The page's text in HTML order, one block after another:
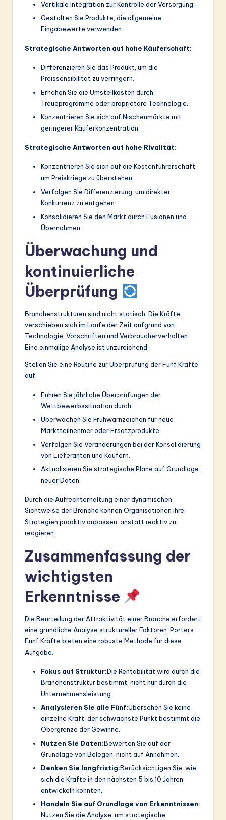
Vertikale Integration zur Kontrolle der Versorgung.
Gestalten Sie Produkte, die allgemeine
Eingabewerte verwenden.
Strategische Antworten auf hohe Käuferschaft:
Differenzieren Sie das Produkt, um die
Preissensibilität zu verringern.
Erhöhen Sie die Umstellkosten durch
Treueprogramme oder proprietäre Technologie.
Konzentrieren Sie sich auf Nischenmärkte mit
geringerer Käuferkonzentration.
Strategische Antworten auf hohe Rivalität:
Konzentrieren Sie sich auf die Kostenführerschaft,
um Preiskriege zu überstehen.
Verfolgen Sie Differenzierung, um direkter
Konkurrenz zu entgehen.
Konsolidieren Sie den Markt durch Fusionen und
Übernahmen.
Überwachung und
kontinuierliche
Überprüfung
Branchenstrukturen sind nicht statisch. Die Kräfte
verschieben sich im Laufe der Zeit aufgrund von
Technologie, Vorschriften und Verbraucherverhalten.
Eine einmalige Analyse ist unzureichend.
Stellen Sie eine Routine zur Überprüfung der Fünf Kräfte
auf.
Führen Sie jährliche Überprüfungen der
Wettbewerbssituation durch.
Überwachen Sie Frühwarnzeichen für neue
Marktteilnehmer oder Ersatzprodukte.
Verfolgen Sie Veränderungen bei der Konsolidierung
von Lieferanten und Käufern.
Aktualisieren Sie strategische Pläne auf Grundlage
neuer Daten.
Durch die Aufrechterhaltung einer dynamischen
Sichtweise der Branche können Organisationen ihre
Strategien proaktiv anpassen, anstatt reaktiv zu
reagieren.
Zusammenfassung der
wichtigsten
Erkenntnisse
Die Beurteilung der Attraktivität einer Branche erfordert
eine gründliche Analyse struktureller Faktoren. Porters
Fünf Kräfte bieten eine robuste Methode für diese
Aufgabe.
Fokus auf Struktur:Die Rentabilität wird durch die
Branchenstruktur bestimmt, nicht nur durch die
Unternehmensleistung.
Analysieren Sie alle Fünf:Übersehen Sie keine
einzelne Kraft; der schwächste Punkt bestimmt die
Obergrenze der Gewinne.
Nutzen Sie Daten:Bewerten Sie auf der
Grundlage von Belegen, nicht auf Annahmen.
Denken Sie langfristig:Berücksichtigen Sie, wie
sich die Kräfte in den nächsten 5 bis 10 Jahren
entwickeln könnten.
Handeln Sie auf Grundlage von Erkenntnissen:
Nutzen Sie die Analyse, um strategische